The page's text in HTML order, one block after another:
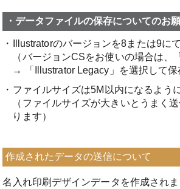
・データファイルの保存についてのお
・Illustratorのバージョンを8または9に
（バージョンCSをお使いの場合は、
→ 「Illustrator Legacy」を選択して保
・ファイルサイズは5M以内になるよう
（ファイルサイズが大きいとうまく
ります）
作成されたデータの送信について
名入れ印刷デザインデータを作成され